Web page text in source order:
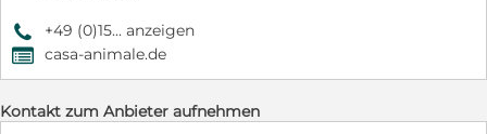
9 +49 (0)15... anzeigen
, casa-animale.de
Kontakt zum Anbieter aufnehmen